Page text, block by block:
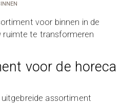
voor binnen in de
ruimte te transformeren
voor de horeca
assortiment